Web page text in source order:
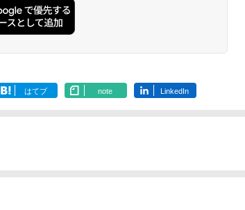
はてブ note LinkedIn